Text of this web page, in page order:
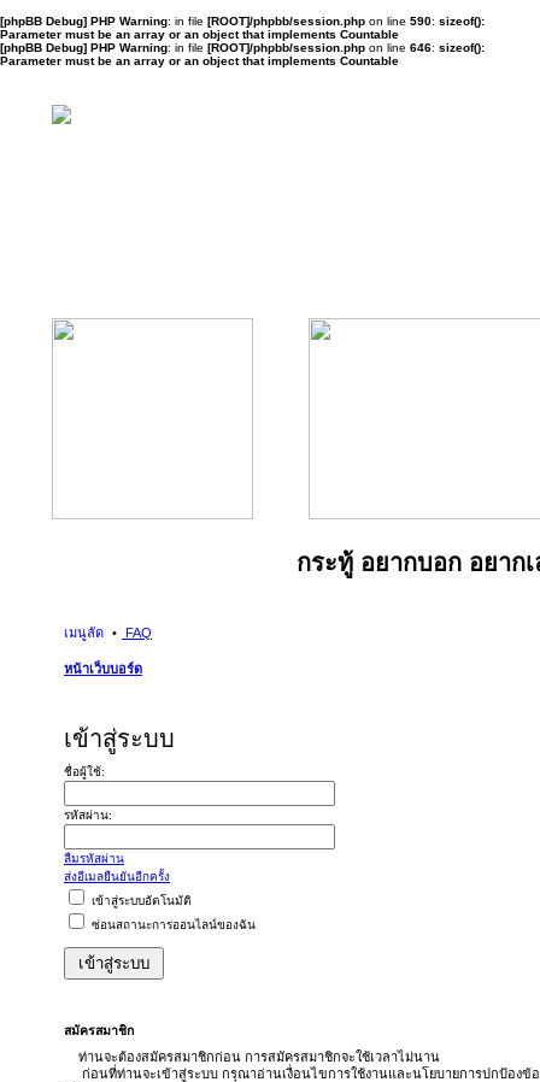
[phpBB Debug] PHP Warning: in file [ROOT]/phpbb/session.php on line 590: sizeof():
Parameter must be an array or an object that implements Countable
[phpBB Debug] PHP Warning: in file [ROOT]/phpbb/session.php on line 646: sizeof():
Parameter must be an array or an object that implements Countable
กระทู้ อยากบอก อยากเ
เมนูลัด FAQ
หน้าเว็บบอร์ด
เข้าสู่ระบบ
ชื่อผู้ใช้:
รหัสผ่าน:
ลืมรหัสผ่าน
ส่งอีเมลยืนยันอีกครั้ง
เข้าสู่ระบบอัตโนมัติ
ซ่อนสถานะการออนไลน์ของฉัน
สมัครสมาชิก
ท่านจะต้องสมัครสมาชิกก่อน การสมัครสมาชิกจะใช้เวลาไม่นาน
ก่อนที่ท่านจะเข้าสู่ระบบ กรุณาอ่านเงื่อนไขการใช้งานและนโยบายการปกป้อง